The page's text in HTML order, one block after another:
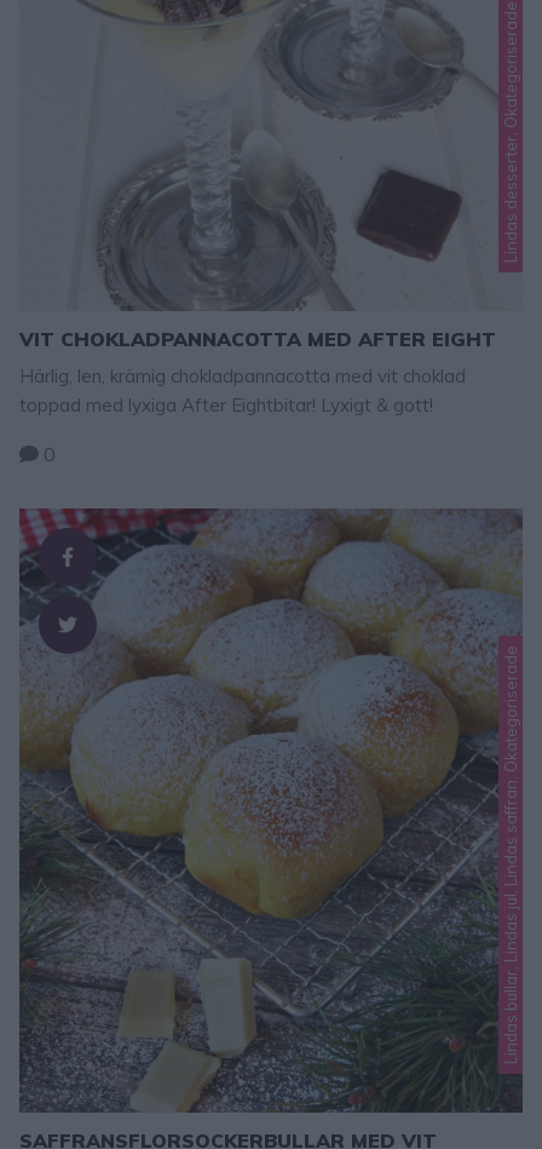
Lindas desserter, Okategoriserade
VIT CHOKLADPANNACOTTA MED AFTER EIGHT
Härlig, len, krämig chokladpannacotta med vit choklad
toppad med lyxiga After Eightbitar! Lyxigt & gott!
0
Lindas bullar, Lindas jul, Lindas saffran, Okategoriserade
SAFFRANSFLORSOCKERBULLAR MED VIT